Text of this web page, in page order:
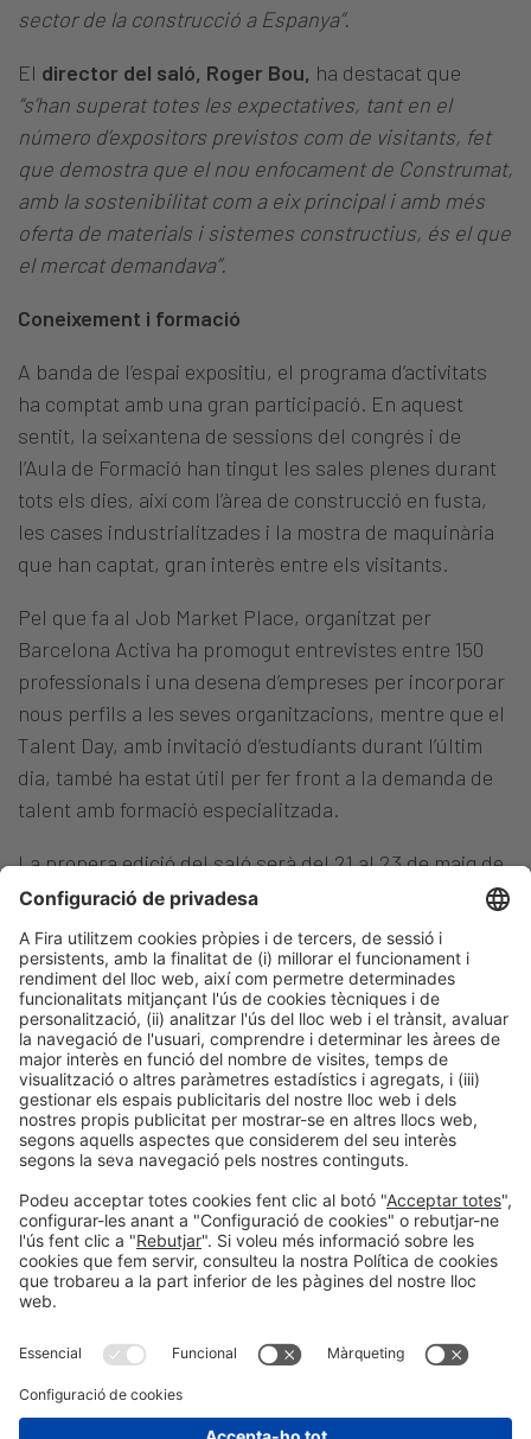
sector de la construcció a Espanya”.
El director del saló, Roger Bou, ha destacat que
“s’han superat totes les expectatives, tant en el
número d’expositors previstos com de visitants, fet
que demostra que el nou enfocament de Construmat,
amb la sostenibilitat com a eix principal i amb més
oferta de materials i sistemes constructius, és el que
el mercat demandava”.
Coneixement i formació
A banda de l’espai expositiu, el programa d’activitats
ha comptat amb una gran participació. En aquest
sentit, la seixantena de sessions del congrés i de
l’Aula de Formació han tingut les sales plenes durant
tots els dies, així com l’àrea de construcció en fusta,
les cases industrialitzades i la mostra de maquinària
que han captat, gran interès entre els visitants.
Pel que fa al Job Market Place, organitzat per
Barcelona Activa ha promogut entrevistes entre 150
professionals i una desena d’empreses per incorporar
nous perfils a les seves organitzacions, mentre que el
Talent Day, amb invitació d’estudiants durant l’últim
dia, també ha estat útil per fer front a la demanda de
talent amb formació especialitzada.
La propera edició del saló serà del 21 al 23 de maig de
2024 al recinte de Gran Via de Fira de Barcelona.
Barcelona, 25 de maig de 2023
Albert Sas Gimeno
932332378
asas@firabarcelona.com
Informació general
Avís legal
Política de cookies
a les xarxes socials